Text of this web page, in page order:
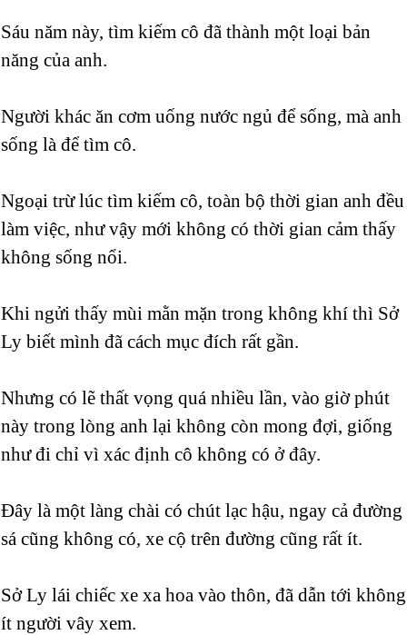
Sáu năm này, tìm kiếm cô đã thành một loại bản
năng của anh.
Người khác ăn cơm uống nước ngủ để sống, mà anh
sống là để tìm cô.
Ngoại trừ lúc tìm kiếm cô, toàn bộ thời gian anh đều
làm việc, như vậy mới không có thời gian cảm thấy
không sống nổi.
Khi ngửi thấy mùi mằn mặn trong không khí thì Sở
Ly biết mình đã cách mục đích rất gần.
Nhưng có lẽ thất vọng quá nhiều lần, vào giờ phút
này trong lòng anh lại không còn mong đợi, giống
như đi chỉ vì xác định cô không có ở đây.
Đây là một làng chài có chút lạc hậu, ngay cả đường
sá cũng không có, xe cộ trên đường cũng rất ít.
Sở Ly lái chiếc xe xa hoa vào thôn, đã dẫn tới không
ít người vây xem.